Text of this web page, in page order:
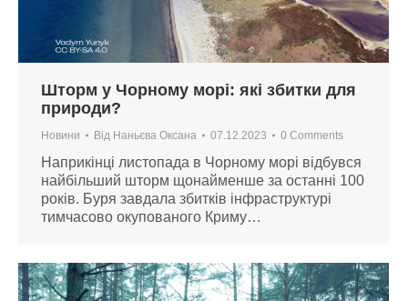
Шторм у Чорному морі: які збитки для
природи?
Новини Від Наньєва Оксана 07.12.2023 0 Comments
Наприкінці листопада в Чорному морі відбувся
найбільший шторм щонайменше за останні 100
років. Буря завдала збитків інфраструктурі
тимчасово окупованого Криму…